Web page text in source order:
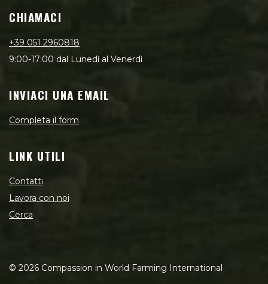
CHIAMACI
+39 051 2960818
9:00-17:00 dal Lunedì al Venerdì
INVIACI UNA EMAIL
Completa il form
LINK UTILI
Contatti
Lavora con noi
Cerca
© 2026 Compassion in World Farming International